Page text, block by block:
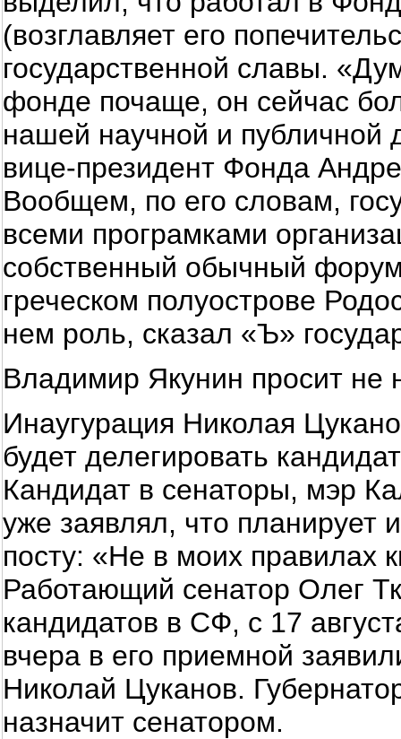
(возглавляет его
государственной славы.
фонде почаще, он сейчас
нашей научной и публичной
вице-президент Фонда
Вообщем, по его словам,
всеми програмками
собственный обычный
греческом полуострове
нем роль, сказал «Ъ»
Владимир Якунин просит не
Инаугурация Николая
будет делегировать
Кандидат в сенаторы, мэр
уже заявлял, что планирует
посту: «Не в моих правилах
Работающий сенатор Олег
кандидатов в СФ, с 17
вчера в его приемной
Николай Цуканов.
назначит сенатором.